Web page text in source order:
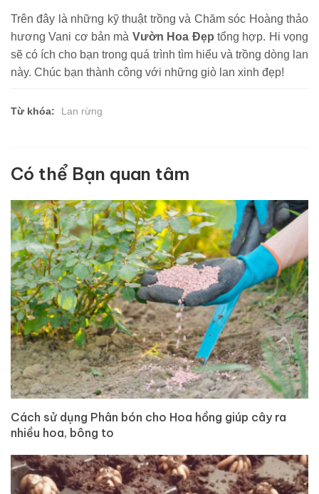
Trên đây là những kỹ thuật trồng và Chăm sóc Hoàng thảo
hương Vani cơ bản mà Vườn Hoa Đẹp tổng hợp. Hi vọng
sẽ có ích cho bạn trong quá trình tìm hiểu và trồng dòng lan
này. Chúc bạn thành công với những giò lan xinh đẹp!
Từ khóa: Lan rừng
Có thể Bạn quan tâm
Cách sử dụng Phân bón cho Hoa hồng giúp cây ra
nhiều hoa, bông to